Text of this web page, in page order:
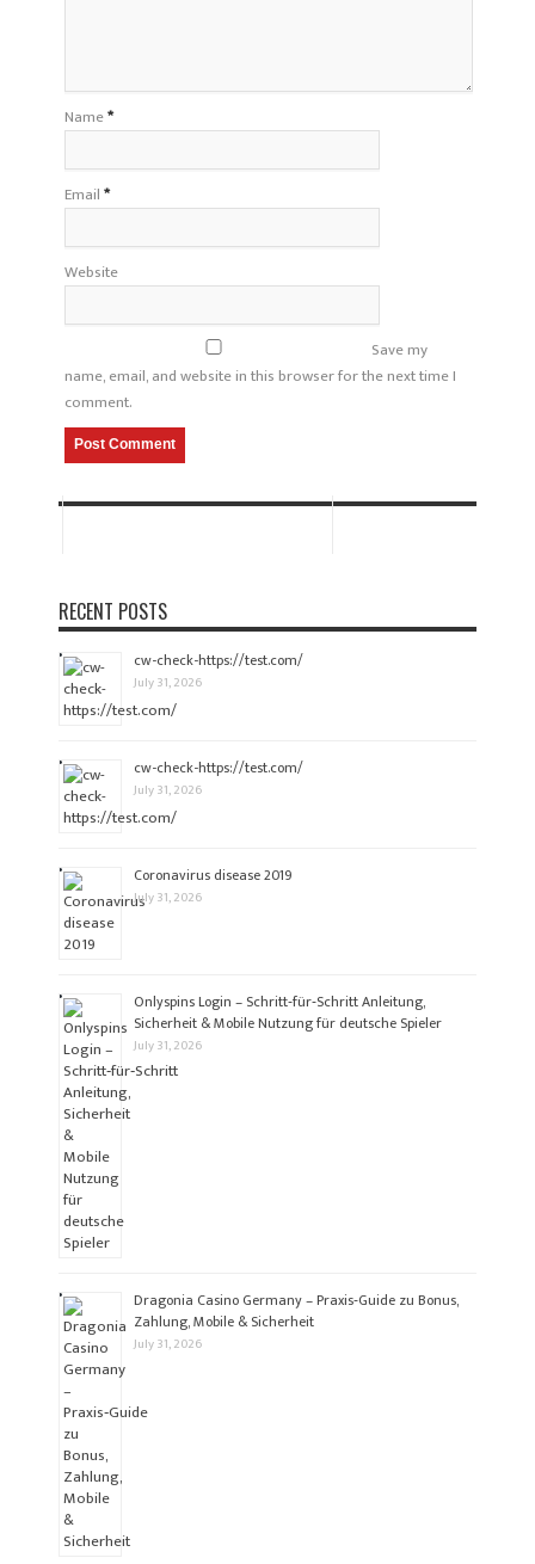
Name*
Email*
Website
Save my
name, email, and website in this browser for the next time I
comment.
RECENT POSTS
cw-check-https://test.com/
July 31, 2026
cw-check-https://test.com/
July 31, 2026
Coronavirus disease 2019
July 31, 2026
Onlyspins Login – Schritt‑für‑Schritt Anleitung,
Sicherheit & Mobile Nutzung für deutsche Spieler
July 31, 2026
Dragonia Casino Germany – Praxis‑Guide zu Bonus,
Zahlung, Mobile & Sicherheit
July 31, 2026